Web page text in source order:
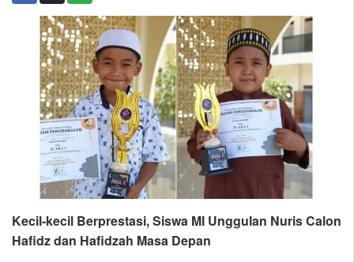
Kecil-kecil Berprestasi, Siswa MI Unggulan Nuris Calon
Hafidz dan Hafidzah Masa Depan